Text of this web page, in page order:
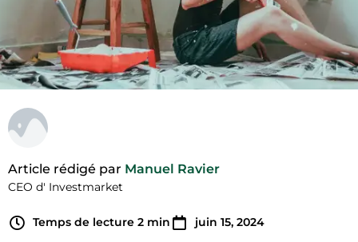
Article rédigé par Manuel Ravier
CEO d' Investmarket
Temps de lecture 2 min juin 15, 2024